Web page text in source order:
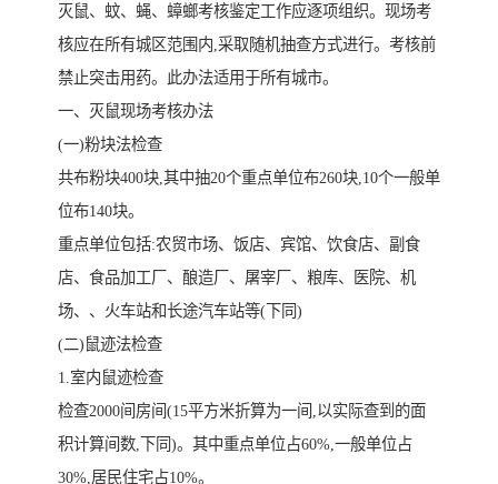
灭鼠、蚊、蝇、蟑螂考核鉴定工作应逐项组织。现场考
核应在所有城区范围内,采取随机抽查方式进行。考核前
禁止突击用药。此办法适用于所有城市。
一、灭鼠现场考核办法
(一)粉块法检查
共布粉块400块,其中抽20个重点单位布260块,10个一般单
位布140块。
重点单位包括:农贸市场、饭店、宾馆、饮食店、副食
店、食品加工厂、酿造厂、屠宰厂、粮库、医院、机
场、、火车站和长途汽车站等(下同)
(二)鼠迹法检查
1.室内鼠迹检查
检查2000间房间(15平方米折算为一间,以实际查到的面
积计算间数,下同)。其中重点单位占60%,一般单位占
30%,居民住宅占10%。